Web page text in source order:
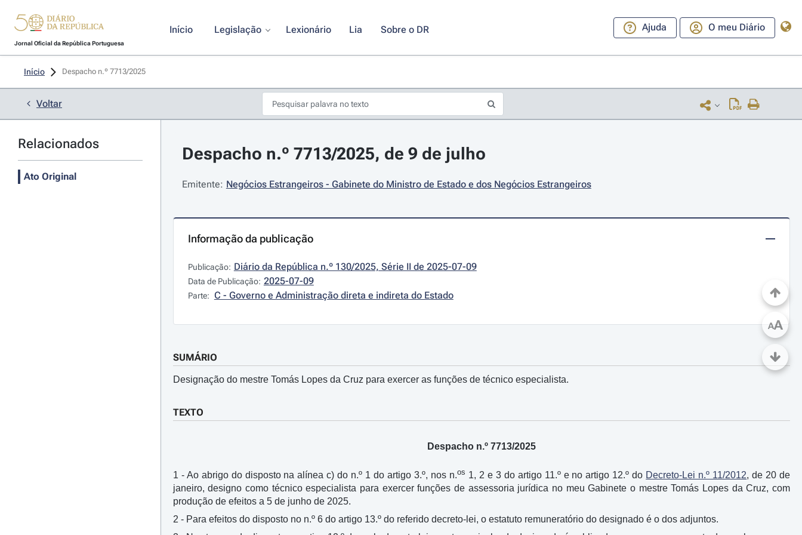
Jornal Oficial da República Portuguesa
Início Legislação Lexionário Lia Sobre o DR Ajuda O meu Diário
Início Despacho n.º 7713/2025
Voltar
Relacionados
Ato Original
Despacho n.º 7713/2025, de 9 de julho
Emitente: Negócios Estrangeiros - Gabinete do Ministro de Estado e dos Negócios Estrangeiros
Informação da publicação
Publicação: Diário da República n.º 130/2025, Série II de 2025-07-09
Data de Publicação: 2025-07-09
Parte: C - Governo e Administração direta e indireta do Estado
SUMÁRIO
Designação do mestre Tomás Lopes da Cruz para exercer as funções de técnico especialista.
TEXTO
Despacho n.º 7713/2025
1 - Ao abrigo do disposto na alínea c) do n.º 1 do artigo 3.º, nos n.os 1, 2 e 3 do artigo 11.º e no artigo 12.º do Decreto-Lei n.º 11/2012, de 20 de
janeiro, designo como técnico especialista para exercer funções de assessoria jurídica no meu Gabinete o mestre Tomás Lopes da Cruz, com
produção de efeitos a 5 de junho de 2025.
2 - Para efeitos do disposto no n.º 6 do artigo 13.º do referido decreto-lei, o estatuto remuneratório do designado é o dos adjuntos.
AA